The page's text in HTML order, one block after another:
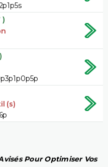
)
(s)
Pour Optimiser Vos